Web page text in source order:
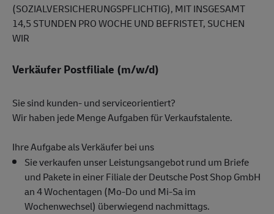
(SOZIALVERSICHERUNGSPFLICHTIG), MIT INSGESAMT
14,5 STUNDEN PRO WOCHE UND BEFRISTET, SUCHEN
WIR
Verkäufer Postfiliale (m/w/d)
Sie sind kunden- und serviceorientiert?
Wir haben jede Menge Aufgaben für Verkaufstalente.
Ihre Aufgabe als Verkäufer bei uns
Sie verkaufen unser Leistungsangebot rund um Briefe
und Pakete in einer Filiale der Deutsche Post Shop GmbH
an 4 Wochentagen (Mo-Do und Mi-Sa im
Wochenwechsel) überwiegend nachmittags.